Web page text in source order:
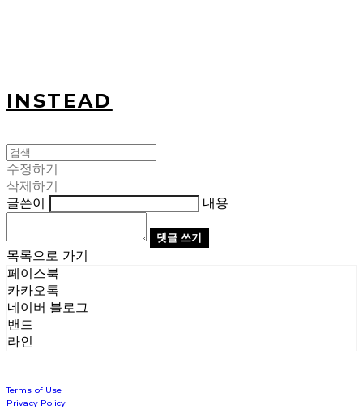
INSTEAD
수정하기
삭제하기
글쓴이
내용
댓글 쓰기
목록으로 가기
페이스북
카카오톡
네이버 블로그
밴드
라인
Terms of Use
Privacy Policy